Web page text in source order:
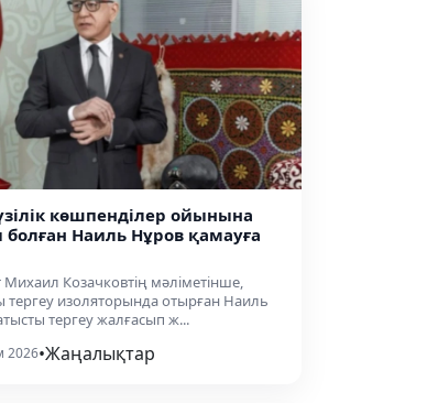
көшпенділер ойынына
Наиль Нұров қамауға
Козачковтің мәліметінше,
тергеу изоляторында отырған Наиль
тергеу жалғасып ж...
2026•Жаңалықтар